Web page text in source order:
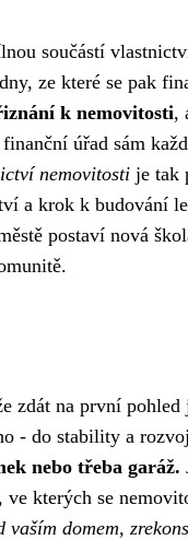
součástí
ze které se pak
k nemovitosti,
úřad sám
nemovitosti je tak
a krok k budování
postaví nová
zdát na první
- do stability a
nebo třeba garáž.
kterých se
vaším domem,